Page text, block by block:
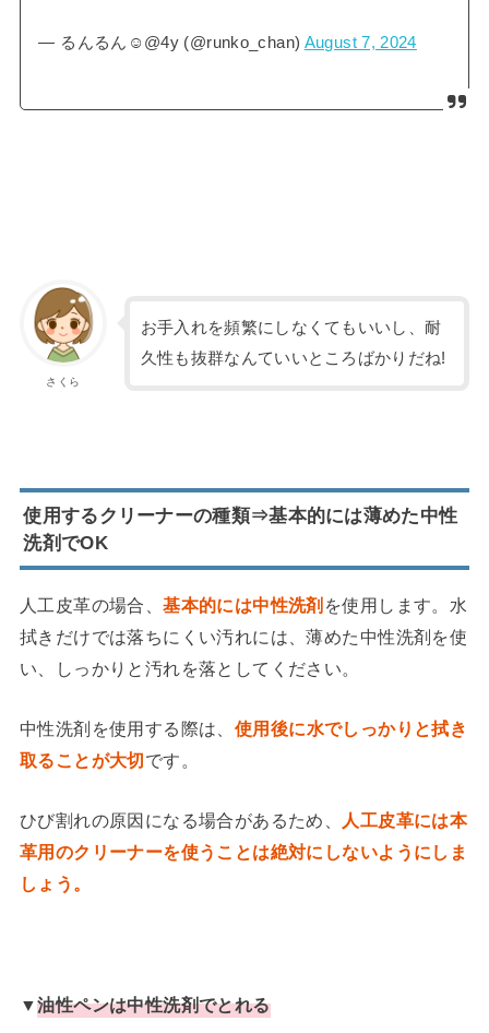
— るんるん☺︎@4y (@runko_chan) August 7, 2024
さくら
お手入れを頻繁にしなくてもいいし、耐
久性も抜群なんていいところばかりだね!
使用するクリーナーの種類⇒基本的には薄めた中性
洗剤でOK
人工皮革の場合、基本的には中性洗剤 を使用します。水
拭きだけでは落ちにくい汚れには、薄めた中性洗剤を使
い、しっかりと汚れを落としてください。
中性洗剤を使用する際は、 使用後に水でしっかりと拭き
取ることが大切です。
ひび割れの原因になる場合があるため、
人工皮革には本
革用のクリーナーを使うことは絶対にしないようにしま
しょう。
▼油性ペンは中性洗剤でとれる